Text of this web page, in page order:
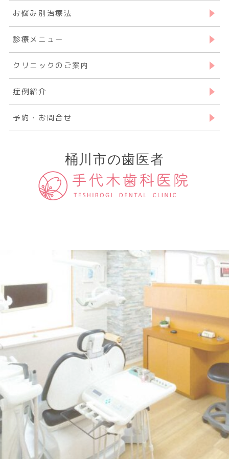
お悩み別治療法
診療メニュー
クリニックのご案内
症例紹介
予約・お問合せ
桶川市の歯医者